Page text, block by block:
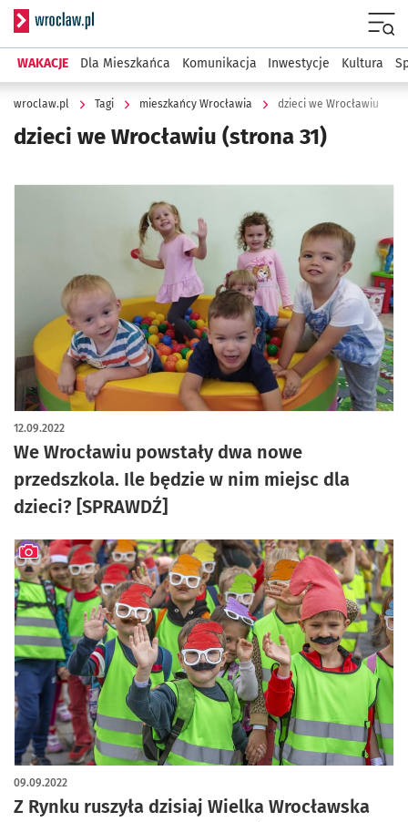
Serwis informacyjny wroclaw.pl
WAKACJE Dla Mieszkańca Komunikacja Inwestycje Kultura
wroclaw.pl Tagi mieszkańcy Wrocławia dzieci we Wrocławiu
dzieci we Wrocławiu (strona 31)
We Wrocławiu powstały dwa nowe
przedszkola. Ile będzie w nim miejsc dla
dzieci? [SPRAWDŹ]
12.09.2022
Z Rynku ruszyła dzisiaj Wielka Wrocławska
09.09.2022
artykuł z galerią zdjęć